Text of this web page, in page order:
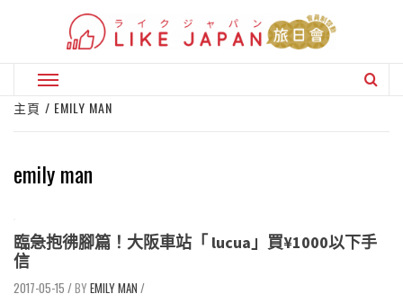
Primary
Menu
主頁 EMILY MAN
emily man
臨急抱彿腳篇！大阪車站「 lucua」買¥1000以下手
信
2017-05-15 / EMILY MAN /